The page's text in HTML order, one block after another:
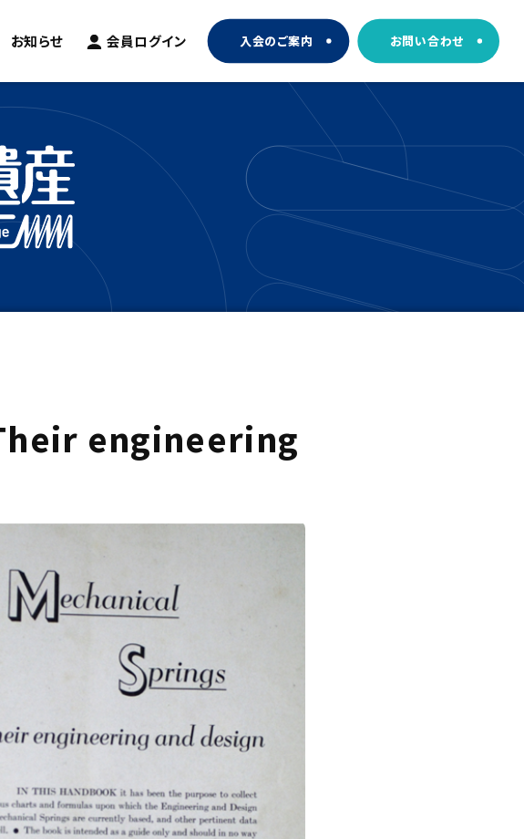
お知らせ 会員ログイン 入会のご案内 お問い合わせ
engineering